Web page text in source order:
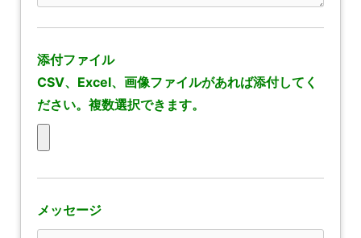
添付ファイル
CSV、Excel、画像ファイルがあれば添付してく
ださい。複数選択できます。
メッセージ